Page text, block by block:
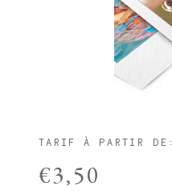
TARIF À PARTIR DE:
€3,50